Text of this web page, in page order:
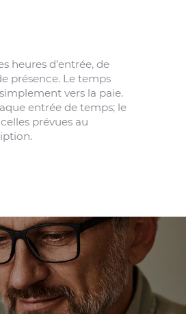
heures d’entrée, de
présence. Le temps
vers la paie.
entrée de temps; le
prévues au